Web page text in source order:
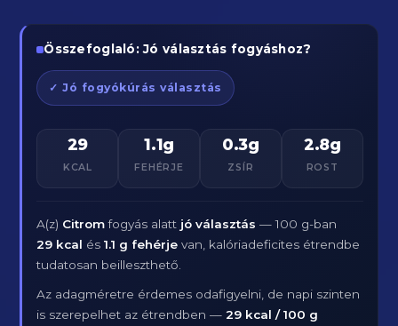
Összefoglaló: Jó választás fogyáshoz?
✓ Jó fogyókúrás választás
29
KCAL
1.1g
FEHÉRJE
0.3g
ZSÍR
2.8g
ROST
A(z) Citromfogyás alatt jó választás — 100 g-ban
29 kcal és1.1 g fehérje van, kalóriadeficites étrendbe
tudatosan beilleszthető.
Az adagméretre érdemes odafigyelni, de napi szinten
is szerepelhet az étrendben —29 kcal / 100 g